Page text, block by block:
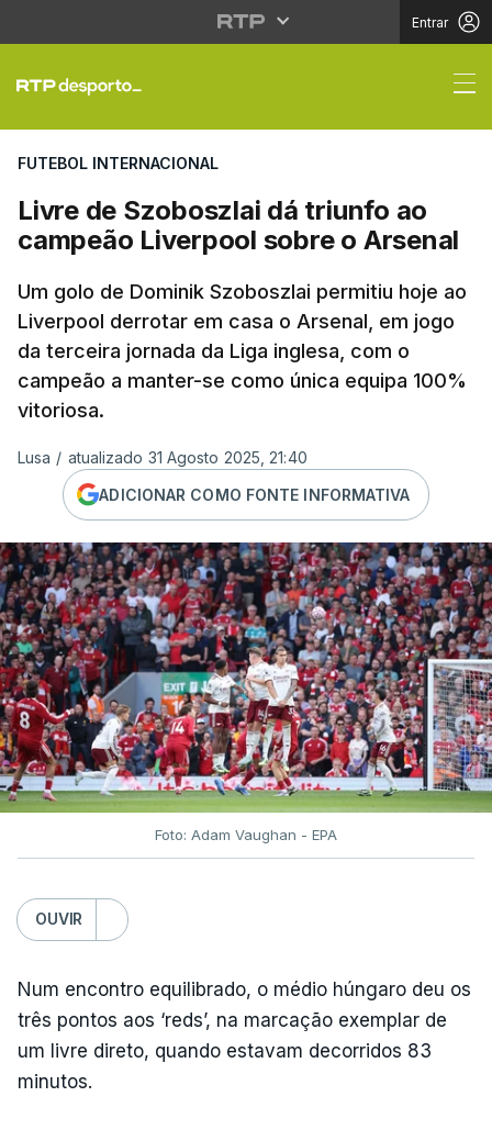
Entrar
Livre de Szoboszlai
FUTEBOL INTERNACIONAL
Livre de Szoboszlai dá triunfo ao
campeão Liverpool sobre o Arsenal
Um golo de Dominik Szoboszlai permitiu hoje ao
Liverpool derrotar em casa o Arsenal, em jogo
da terceira jornada da Liga inglesa, com o
campeão a manter-se como única equipa 100%
vitoriosa.
Lusa / atualizado 31 Agosto 2025, 21:40
ADICIONAR COMO FONTE INFORMATIVA
Foto: Adam Vaughan - EPA
OUVIR
Num encontro equilibrado, o médio húngaro deu os
três pontos aos ‘reds’, na marcação exemplar de
um livre direto, quando estavam decorridos 83
minutos.